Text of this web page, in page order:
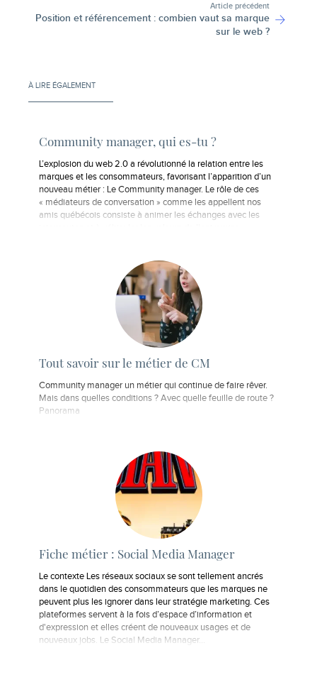
Article précédent
Position et référencement : combien vaut sa marque
sur le web ?
À LIRE ÉGALEMENT
Community manager, qui es-tu ?
L’explosion du web 2.0 a révolutionné la relation entre les
marques et les consommateurs, favorisant l’apparition d’un
nouveau métier : Le Community manager. Le rôle de ces
« médiateurs de conversation » comme les appellent nos
amis québécois consiste à animer les échanges avec les
Tout savoir sur le métier de CM
Community manager un métier qui continue de faire rêver.
Mais dans quelles conditions ? Avec quelle feuille de route ?
Panorama
Fiche métier : Social Media Manager
Le contexte Les réseaux sociaux se sont tellement ancrés
dans le quotidien des consommateurs que les marques ne
peuvent plus les ignorer dans leur stratégie marketing. Ces
plateformes servent à la fois d’espace d’information et
d'expression et elles créent de nouveaux usages et de
nouveaux jobs. Le Social Media Manager…